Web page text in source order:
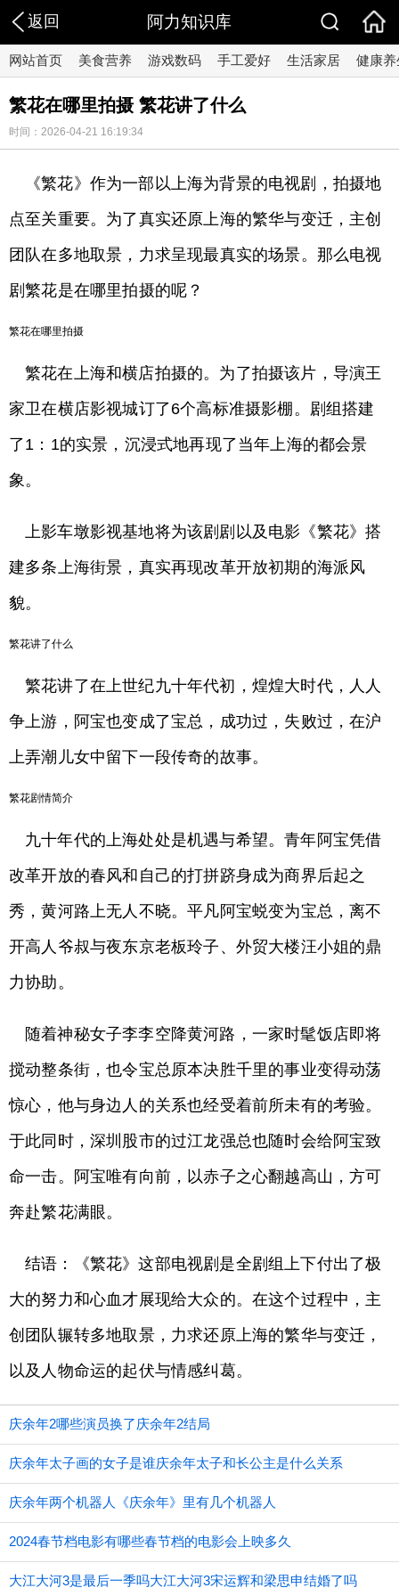
返回 阿力知识库
网站首页 美食营养 游戏数码 手工爱好 生活家居 健康养
繁花在哪里拍摄 繁花讲了什么
时间：2026-04-21 16:19:34
《繁花》作为一部以上海为背景的电视剧，拍摄地
点至关重要。为了真实还原上海的繁华与变迁，主创
团队在多地取景，力求呈现最真实的场景。那么电视
剧繁花是在哪里拍摄的呢？
繁花在哪里拍摄
繁花在上海和横店拍摄的。为了拍摄该片，导演王
家卫在横店影视城订了6个高标准摄影棚。剧组搭建
了1：1的实景，沉浸式地再现了当年上海的都会景
象。
上影车墩影视基地将为该剧剧以及电影《繁花》搭
建多条上海街景，真实再现改革开放初期的海派风
貌。
繁花讲了什么
繁花讲了在上世纪九十年代初，煌煌大时代，人人
争上游，阿宝也变成了宝总，成功过，失败过，在沪
上弄潮儿女中留下一段传奇的故事。
繁花剧情简介
九十年代的上海处处是机遇与希望。青年阿宝凭借
改革开放的春风和自己的打拼跻身成为商界后起之
秀，黄河路上无人不晓。平凡阿宝蜕变为宝总，离不
开高人爷叔与夜东京老板玲子、外贸大楼汪小姐的鼎
力协助。
随着神秘女子李李空降黄河路，一家时髦饭店即将
搅动整条街，也令宝总原本决胜千里的事业变得动荡
惊心，他与身边人的关系也经受着前所未有的考验。
于此同时，深圳股市的过江龙强总也随时会给阿宝致
命一击。阿宝唯有向前，以赤子之心翻越高山，方可
奔赴繁花满眼。
结语：《繁花》这部电视剧是全剧组上下付出了极
大的努力和心血才展现给大众的。在这个过程中，主
创团队辗转多地取景，力求还原上海的繁华与变迁，
以及人物命运的起伏与情感纠葛。
庆余年2哪些演员换了庆余年2结局
庆余年太子画的女子是谁庆余年太子和长公主是什么关系
庆余年两个机器人《庆余年》里有几个机器人
2024春节档电影有哪些春节档的电影会上映多久
大江大河3是最后一季吗大江大河3宋运辉和梁思申结婚了吗